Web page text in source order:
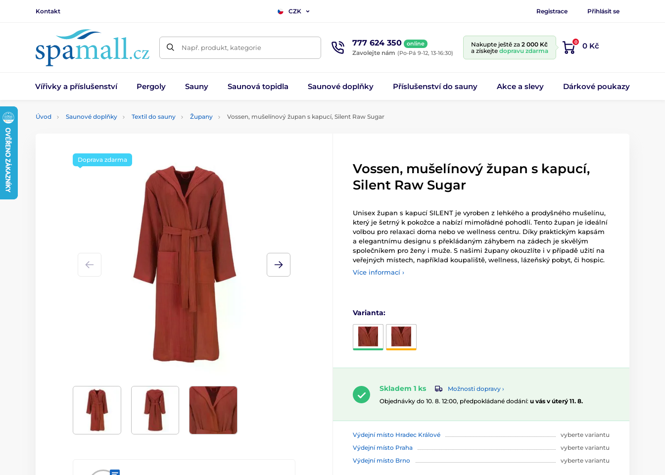
Kontakt CZK Registrace Přihlásit se
Např. produkt, kategorie 777 624 350 online
Zavolejte nám (Po-Pá 9-12, 13-16:30)
Nakupte ještě za 2 000 Kč
a získejte dopravu zdarma
0 0 Kč
Vířivky a příslušenství Pergoly Sauny Saunová topidla Saunové doplňky Příslušenství do sauny Akce a slevy Dárkové poukazy
Úvod Saunové doplňky Textil do sauny Župany Vossen, mušelínový župan s kapucí, Silent Raw Sugar
Doprava zdarma
Vossen, mušelínový župan s kapucí,
Silent Raw Sugar
Unisex župan s kapucí SILENT je vyroben z lehkého a prodyšného mušelínu,
který je šetrný k pokožce a nabízí mimořádné pohodlí. Tento župan je ideální
volbou pro relaxaci doma nebo ve wellness centru. Díky praktickým kapsám
a elegantnímu designu s překládaným záhybem na zádech je skvělým
společníkem pro ženy i muže. S našimi župany okouzlíte i v případě užití na
veřejných místech, například koupaliště, wellness, lázeňský pobyt, či hospic.
Více informací ›
Varianta:
Skladem 1 ks
Možnosti dopravy ›
Objednávky do 10. 8. 12:00, předpokládané dodání: u vás v úterý 11. 8.
Výdejní místo Hradec Králové
vyberte variantu
Výdejní místo Praha
vyberte variantu
Výdejní místo Brno
vyberte variantu